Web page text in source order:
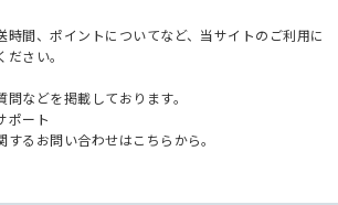
時間、ポイントについてなど、当サイトのご利用に
さい。
などを掲載しております。
ポート
るお問い合わせはこちらから。